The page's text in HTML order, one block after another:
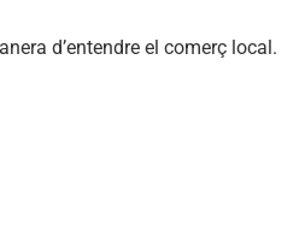
d’entendre el comerç local.